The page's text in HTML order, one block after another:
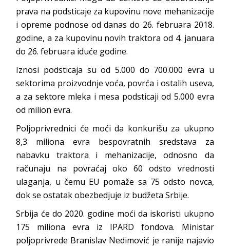
prava na podsticaje za kupovinu nove mehanizacije
i opreme podnose od danas do 26. februara 2018.
godine, a za kupovinu novih traktora od 4. januara
do 26. februara iduće godine.
Iznosi podsticaja su od 5.000 do 700.000 evra u
sektorima proizvodnje voća, povrća i ostalih useva,
a za sektore mleka i mesa podsticaji od 5.000 evra
od milion evra.
Poljoprivrednici će moći da konkurišu za ukupno
8,3 miliona evra bespovratnih sredstava za
nabavku traktora i mehanizacije, odnosno da
računaju na povraćaj oko 60 odsto vrednosti
ulaganja, u čemu EU pomaže sa 75 odsto novca,
dok se ostatak obezbedjuje iz budžeta Srbije.
Srbija će do 2020. godine moći da iskoristi ukupno
175 miliona evra iz IPARD fondova. Ministar
poljoprivrede Branislav Nedimović je ranije najavio